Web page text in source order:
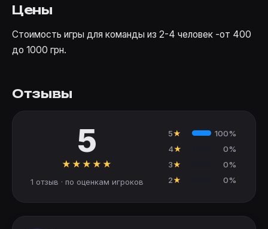
Цены
Стоимость игры для команды из 2-4 человек -от 400
до 1000 грн.
Отзывы
5
★ ★ ★ ★ ★
1 отзыв · по оценкам игроков
5★
100%
4★
0%
3★
0%
2★ 0%